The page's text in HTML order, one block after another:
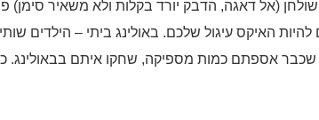
(אל דאגה, הדבק יורד בקלות ולא משאיר סימן)
להיות האיקס עיגול שלכם. באולינג ביתי – הילדים
שכבר אספתם כמות מספיקה, שחקו איתם בבאולינג.